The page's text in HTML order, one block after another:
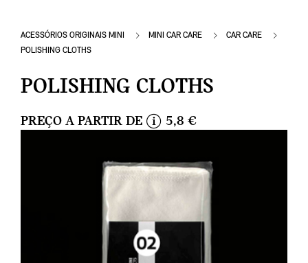
ACESSÓRIOS ORIGINAIS MINI MINI CAR CARE
CAR CARE
POLISHING CLOTHS
POLISHING CLOTHS
PREÇO A PARTIR DE
f
5,8 €